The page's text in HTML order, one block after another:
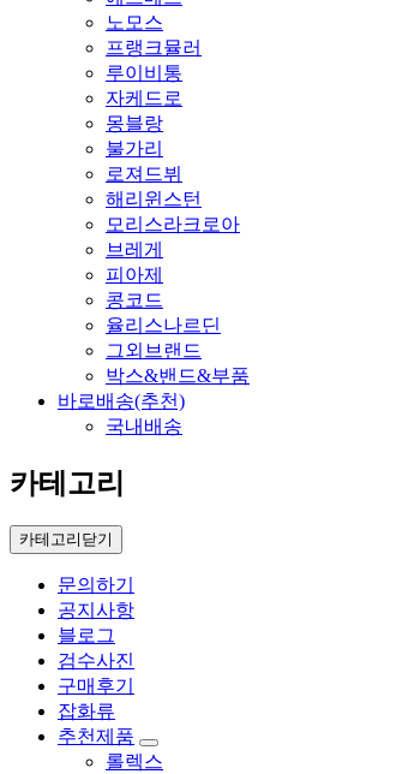
노모스
프랭크뮬러
루이비통
자케드로
몽블랑
불가리
로져드뷔
해리윈스턴
모리스라크로아
브레게
피아제
콩코드
율리스나르딘
그외브랜드
박스&밴드&부품
바로배송(추천)
국내배송
카테고리
카테고리닫기
문의하기
공지사항
블로그
검수사진
구매후기
잡화류
추천제품
롤렉스